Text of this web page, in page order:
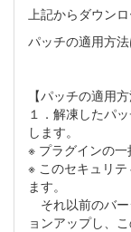
上記からダウン
パッチの適用方法
【パッチの適用方
１．解凍したパ
します。
※ プラグインの一
※ このセキュリ
ます。
それ以前のバ
ョンアップし、